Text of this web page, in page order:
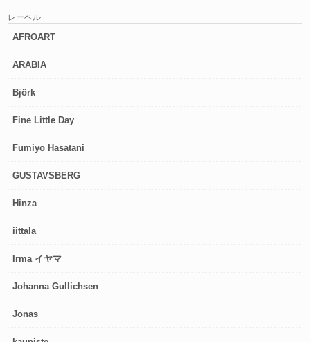
レーベル
AFROART
ARABIA
Björk
Fine Little Day
Fumiyo Hasatani
GUSTAVSBERG
Hinza
iittala
Irma イヤマ
Johanna Gullichsen
Jonas